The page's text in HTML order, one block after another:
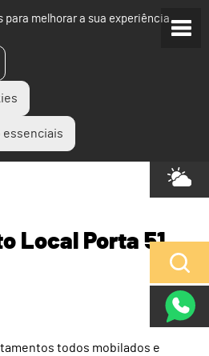
para melhorar a sua experiência.
essenciais
Local Porta 51
todos mobilados e